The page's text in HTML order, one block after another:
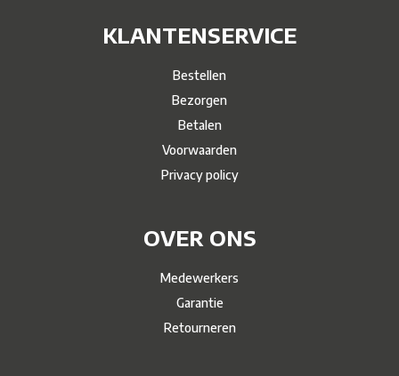
KLANTENSERVICE
Bestellen
Bezorgen
Betalen
Voorwaarden
Privacy policy
OVER ONS
Medewerkers
Garantie
Retourneren